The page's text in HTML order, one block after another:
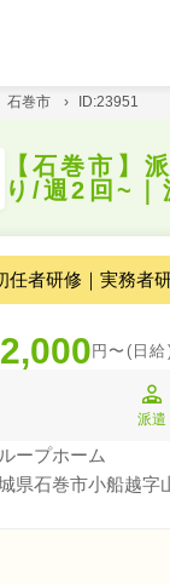
石巻市 › ID:23951
【石巻市】
り/週2回~｜
任者研修｜実務者
円〜(日給
派遣
ープホーム
県石巻市小船越字